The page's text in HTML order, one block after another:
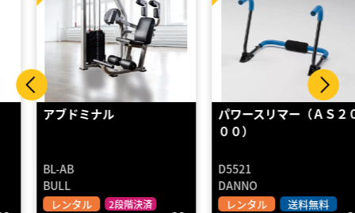
アブドミナル
BL-AB
BULL
レンタル 2段階決済
パワースリマー（ＡＳ２０
００）
D5521
DANNO
レンタル 送料無料